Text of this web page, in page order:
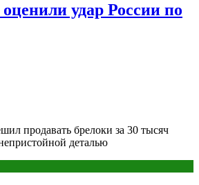
удар России по
продавать брелоки за 30 тысяч
деталью